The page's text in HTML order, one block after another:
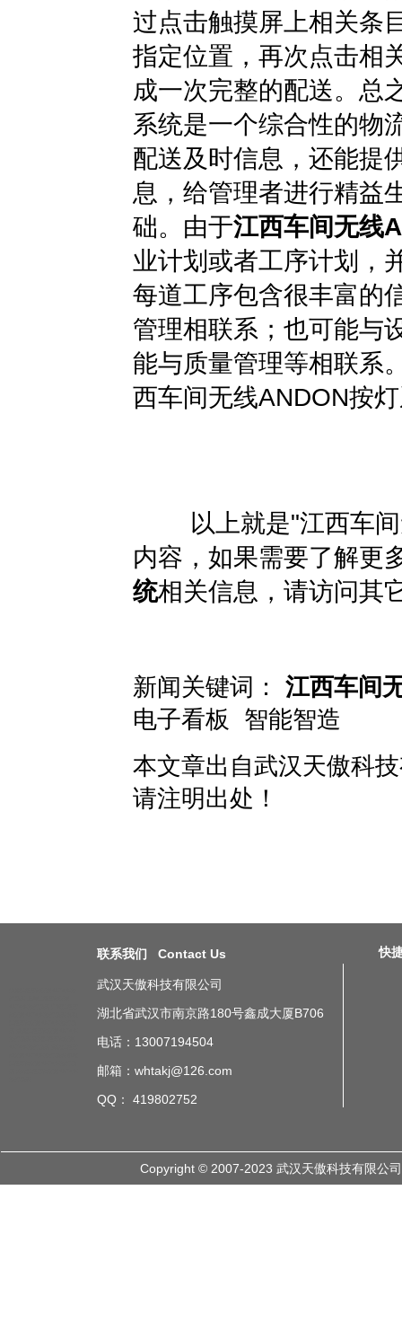
过点击触摸屏上相关条
指定位置，再次点击相
成一次完整的配送。总
系统是一个综合性的物
配送及时信息，还能提
息，给管理者进行精益
础。由于江西车间无线
业计划或者工序计划，
每道工序包含很丰富的
管理相联系；也可能与
能与质量管理等相联系
西车间无线ANDON按
以上就是"江西车
内容，如果需要了解更
统相关信息，请访问其
新闻关键词： 江西车间
电子看板
智能智造
本文章出自武汉天傲科
请注明出处！
联系我们 Contact Us
武汉天傲科技有限公司
湖北省武汉市南京路180号鑫成大厦B706
电话：13007194504
邮箱：whtakj@126.com
QQ： 419802752
快
Copyright © 2007-2023 武汉天傲科技有限